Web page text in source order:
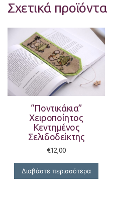
Σχετικά προϊόντα
“Ποντικάκια”
Χειροποίητος
Κεντημένος
Σελιδοδείκτης
€12,00
Διαβάστε περισσότερα